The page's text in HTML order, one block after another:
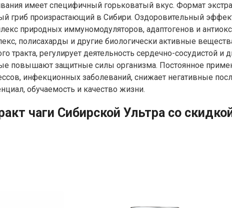
имеет специфичный горьковатый вкус. Формат
гриб произрастающий в Сибири. Оздоровительный
природных иммуномодуляторов, адаптогенов и
полисахарды и другие биологически активные
тракта, регулирует деятельность сердечно-сосудистой
повышают защитные силы организма. Постоянное
инфекционных заболеваний, снижает негативные
обучаемость и качество жизни.
чаги Сибирской Ультра со